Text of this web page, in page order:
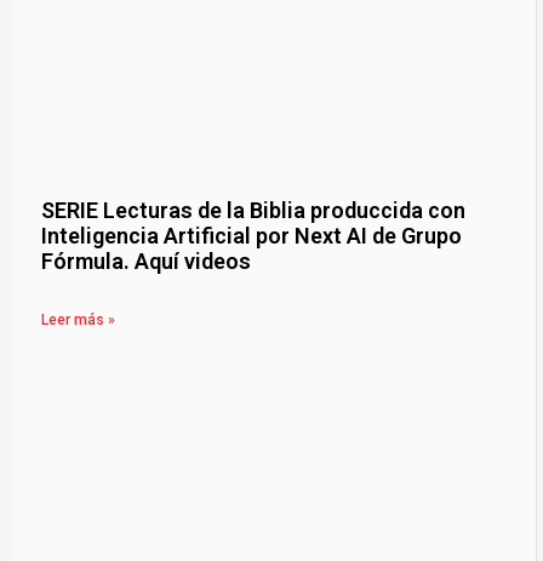
SERIE Lecturas de la Biblia produccida con
Inteligencia Artificial por Next AI de Grupo
Fórmula. Aquí videos
Leer más »